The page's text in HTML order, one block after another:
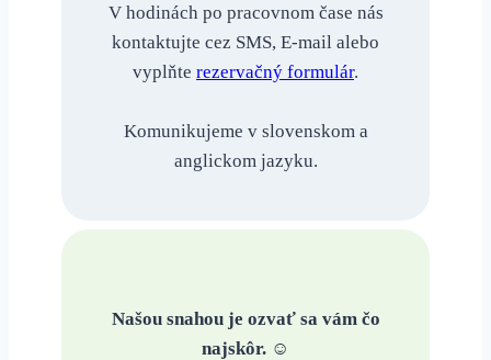
V hodinách po pracovnom čase nás
kontaktujte cez SMS, E-mail alebo
vyplňte rezervačný formulár.
Komunikujeme v slovenskom a
anglickom jazyku.
Našou snahou je ozvať sa vám čo
najskôr. ☺